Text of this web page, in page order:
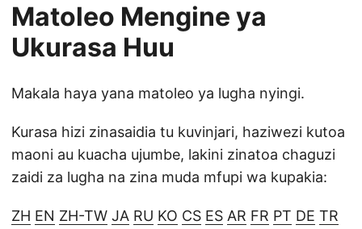
Matoleo Mengine ya
Ukurasa Huu
Makala haya yana matoleo ya lugha nyingi.
Kurasa hizi zinasaidia tu kuvinjari, haziwezi kutoa
maoni au kuacha ujumbe, lakini zinatoa chaguzi
zaidi za lugha na zina muda mfupi wa kupakia:
ZH EN ZH-TW JA RU KO CS ES AR FR PT DE TR